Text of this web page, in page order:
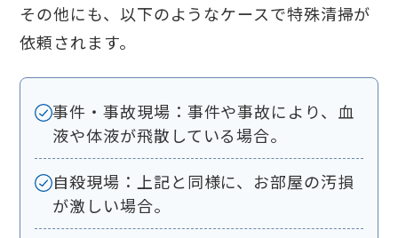
その他にも、以下のようなケースで特殊清掃が
依頼されます。
事件・事故現場：事件や事故により、血
液や体液が飛散している場合。
自殺現場：上記と同様に、お部屋の汚損
が激しい場合。